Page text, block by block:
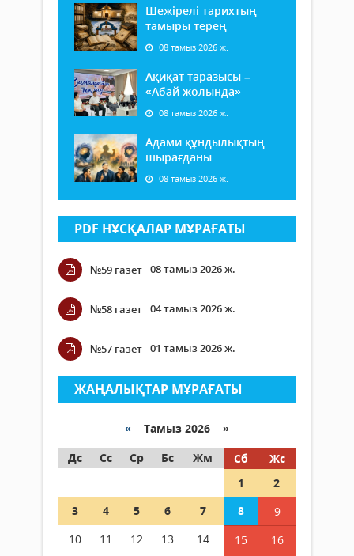
Шежірелі тарихтың
тамыры терең
08 тамыз 2026 ж.
Ақиқат таразысы –
«Абай жолында»
08 тамыз 2026 ж.
Адами құндылықтың
шырағданы
08 тамыз 2026 ж.
PDF НҰСҚАЛАР МҰРАҒАТЫ
№59 газет 08 тамыз 2026 ж.
№58 газет 04 тамыз 2026 ж.
№57 газет 01 тамыз 2026 ж.
ЖАҢАЛЫҚТАР МҰРАҒАТЫ
« Тамыз 2026 »
Дс
Сс Ср Бс Жм Сб
Жс
1
2
3
4 5 6 7 8
9
10
11 12 13 14 15
16